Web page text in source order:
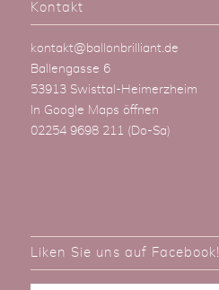
Kontakt
kontakt@ballonbrilliant.de
Ballengasse 6
53913 Swisttal-Heimerzheim
In Google Maps öffnen
02254 9698 211 (Do-Sa)
Liken Sie uns auf Facebook!